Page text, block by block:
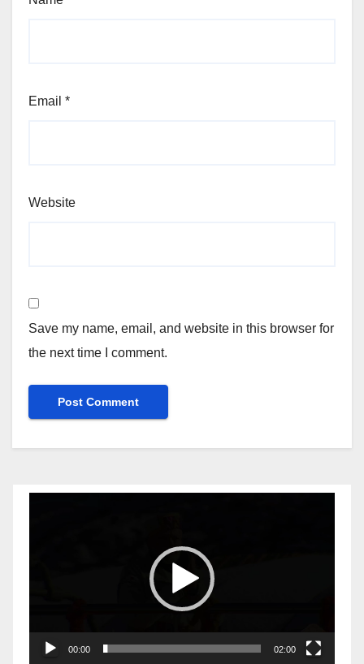
Email *
Website
Save my name, email, and website in this browser for
the next time I comment.
00:00 02:00